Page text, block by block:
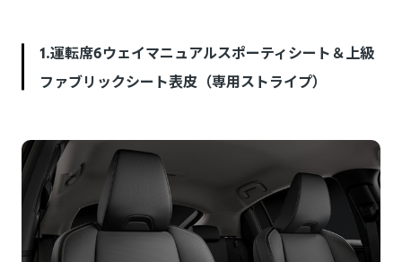
1.運転席6ウェイマニュアルスポーティシート＆上級
ファブリックシート表皮（専用ストライプ）